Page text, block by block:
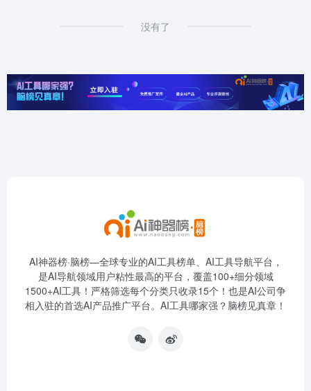
没有了
AI神器榜·脑榜—全球专业的AI工具榜单、AI工具导航平台，
是AI导航领域用户粘性最高的平台，覆盖100+细分领域
1500+AI工具！严格筛选每个分类只收录15个！也是AI公司争
相入驻的首选AI产品推广平台。AI工具哪家强？脑榜见真章！